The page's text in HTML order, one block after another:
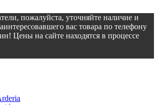
пожалуйста, уточняйте наличие и
вас товара по телефону
Цены на сайте находятся в процессе